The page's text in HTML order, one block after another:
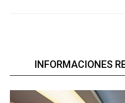
INFORMACIONES